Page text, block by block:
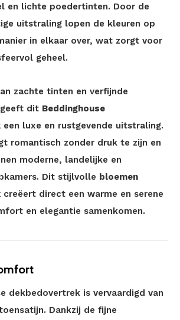
en lichte poedertinten. Door de
uitstraling lopen de kleuren op
in elkaar over, wat zorgt voor
geheel.
zachte tinten en verfijnde
dit Beddinghouse
een luxe en rustgevende uitstraling.
romantisch zonder druk te zijn en
moderne, landelijke en
Dit stijlvolle bloemen
creëert direct een warme en serene
en elegantie samenkomen.
dekbedovertrek is vervaardigd van
Dankzij de fijne